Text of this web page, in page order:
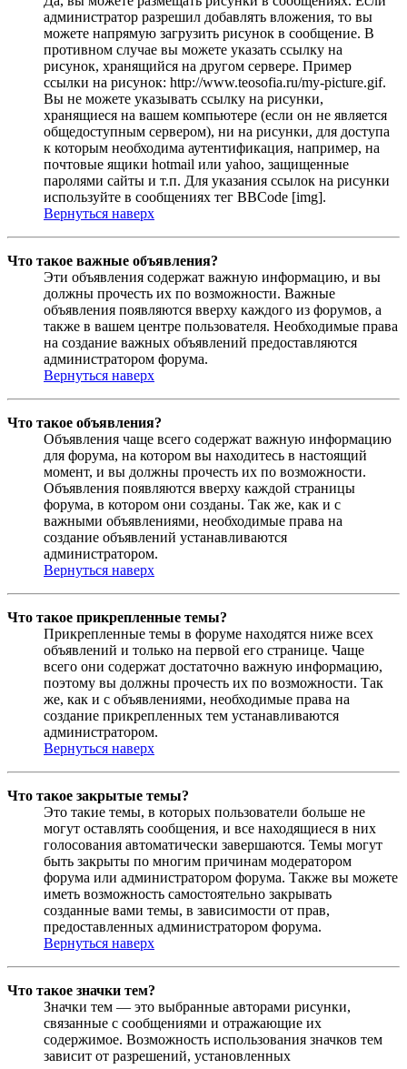
администратор разрешил добавлять вложения, то вы
можете напрямую загрузить рисунок в сообщение. В
противном случае вы можете указать ссылку на
рисунок, хранящийся на другом сервере. Пример
ссылки на рисунок: http://www.teosofia.ru/my-picture.gif.
Вы не можете указывать ссылку на рисунки,
хранящиеся на вашем компьютере (если он не является
общедоступным сервером), ни на рисунки, для доступа
к которым необходима аутентификация, например, на
почтовые ящики hotmail или yahoo, защищенные
паролями сайты и т.п. Для указания ссылок на рисунки
используйте в сообщениях тег BBCode [img].
Вернуться наверх
Что такое важные объявления?
Эти объявления содержат важную информацию, и вы
должны прочесть их по возможности. Важные
объявления появляются вверху каждого из форумов, а
также в вашем центре пользователя. Необходимые права
на создание важных объявлений предоставляются
администратором форума.
Вернуться наверх
Что такое объявления?
Объявления чаще всего содержат важную информацию
для форума, на котором вы находитесь в настоящий
момент, и вы должны прочесть их по возможности.
Объявления появляются вверху каждой страницы
форума, в котором они созданы. Так же, как и с
важными объявлениями, необходимые права на
создание объявлений устанавливаются
администратором.
Вернуться наверх
Что такое прикрепленные темы?
Прикрепленные темы в форуме находятся ниже всех
объявлений и только на первой его странице. Чаще
всего они содержат достаточно важную информацию,
поэтому вы должны прочесть их по возможности. Так
же, как и с объявлениями, необходимые права на
создание прикрепленных тем устанавливаются
администратором.
Вернуться наверх
Что такое закрытые темы?
Это такие темы, в которых пользователи больше не
могут оставлять сообщения, и все находящиеся в них
голосования автоматически завершаются. Темы могут
быть закрыты по многим причинам модератором
форума или администратором форума. Также вы можете
иметь возможность самостоятельно закрывать
созданные вами темы, в зависимости от прав,
предоставленных администратором форума.
Вернуться наверх
Что такое значки тем?
Значки тем — это выбранные авторами рисунки,
связанные с сообщениями и отражающие их
содержимое. Возможность использования значков тем
зависит от разрешений, установленных